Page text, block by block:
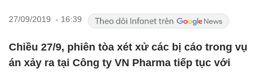
27/09/2019 - 16:39
Chiều 27/9, phiên tòa xét xử các bị cáo trong vụ
án xảy ra tại Công ty VN Pharma tiếp tục với